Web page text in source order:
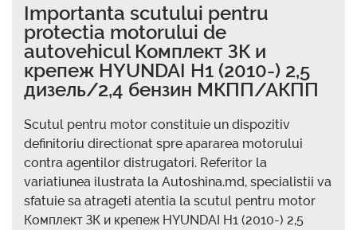
Importanta scutului pentru
protectia motorului de
autovehicul Комплект ЗК и
крепеж HYUNDAI H1 (2010-) 2,5
дизель/2,4 бензин МКПП/АКПП
Scutul pentru motor constituie un dispozitiv
definitoriu directionat spre apararea motorului
contra agentilor distrugatori. Referitor la
variatiunea ilustrata la Autoshina.md, specialistii va
sfatuie sa atrageti atentia la scutul pentru motor
Комплект ЗК и крепеж HYUNDAI H1 (2010-) 2,5